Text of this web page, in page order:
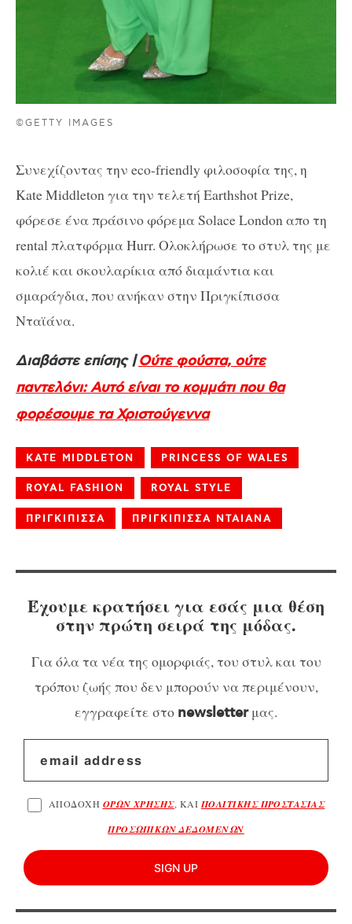
©GETTY IMAGES
Συνεχίζοντας την eco-friendly φιλοσοφία της, η
Kate Middleton για την τελετή Earthshot Prize,
φόρεσε ένα πράσινο φόρεμα Solace London απο τη
rental πλατφόρμα Hurr. Ολοκλήρωσε το στυλ της με
κολιέ και σκουλαρίκια από διαμάντια και
σμαράγδια, που ανήκαν στην Πριγκίπισσα
Νταϊάνα.
Διαβάστε επίσης |Ούτε φούστα, ούτε
παντελόνι: Αυτό είναι το κομμάτι που θα
φορέσουμε τα Χριστούγεννα
KATE MIDDLETON PRINCESS OF WALES
ROYAL FASHION ROYAL STYLE
ΠΡΙΓΚΙΠΙΣΣΑ ΠΡΙΓΚΙΠΙΣΣΑ ΝΤΑΙΑΝΑ
Έχουμε κρατήσει για εσάς μια θέση
στην πρώτη σειρά της μόδας.
Για όλα τα νέα της ομορφιάς, του στυλ και του
τρόπου ζωής που δεν μπορούν να περιμένουν,
εγγραφείτε στο newsletterμας.
ΑΠΟΔΟΧΗ ΟΡΩΝ ΧΡΗΣΗΣ, ΚΑΙ ΠΟΛΙΤΙΚΗΣ ΠΡΟΣΤΑΣΙΑΣ
ΠΡΟΣΩΠΙΚΩΝ ΔΕΔΟΜΕΝΩΝ
SIGN UP